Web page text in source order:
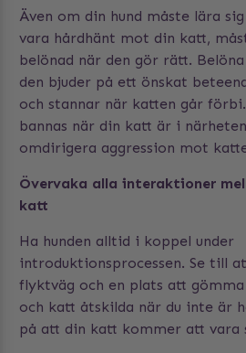
Även om din hund måste lära
vara hårdhänt mot din katt,
belönad när den gör rätt.
den bjuder på ett önskat
och stannar när katten går
bannas när din katt är i
omdirigera aggression mot
Övervaka alla interaktioner
katt
Ha hunden alltid i koppel under
introduktionsprocessen. Se till
flyktväg och en plats att gömma
och katt åtskilda när du inte är
på att din katt kommer att vara